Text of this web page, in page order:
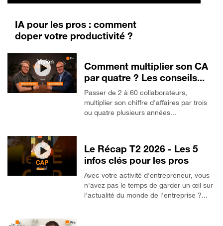
IA pour les pros : comment
doper votre productivité ?
Comment multiplier son CA
par quatre ? Les conseils...
Passer de 2 à 60 collaborateurs,
multiplier son chiffre d'affaires par trois
ou quatre plusieurs années...
Le Récap T2 2026 - Les 5
infos clés pour les pros
Avec votre activité d'entrepreneur, vous
n'avez pas le temps de garder un œil sur
l'actualité du monde de l'entreprise ?...